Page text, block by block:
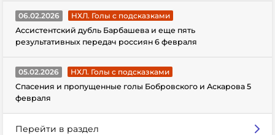
06.02.2026
НХЛ. Голы с подсказками
Ассистентский дубль Барбашева и еще пять
результативных передач россиян 6 февраля
05.02.2026
НХЛ. Голы с подсказками
Спасения и пропущенные голы Бобровского и Аскарова 5
февраля
Перейти в раздел